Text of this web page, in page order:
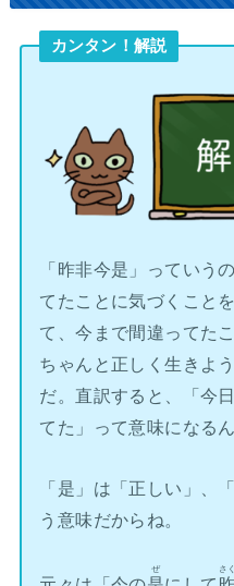
カンタン！解説
「昨非今是」っていう
てたことに気づくこと
て、今まで間違ってた
ちゃんと正しく生きよ
だ。直訳すると、「今
てた」って意味になるん
「是」は「正しい」、
う意味だからね。
ぜ さく